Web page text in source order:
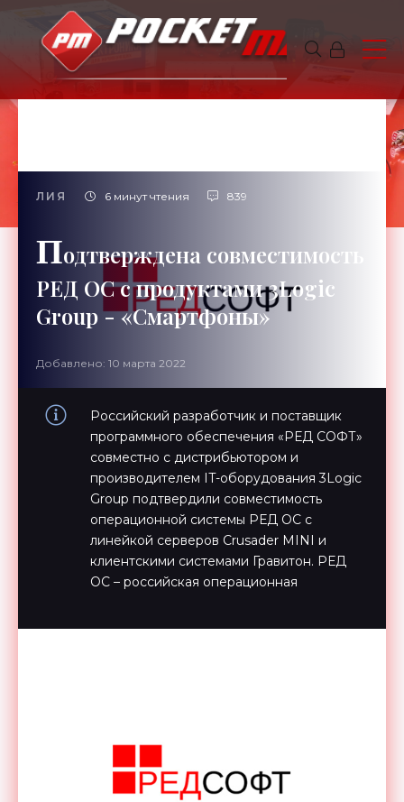
ЛИЯ 6 минут чтения 839
Подтверждена совместимость
РЕД ОС с продуктами 3Logic
Group - «Смартфоны»
Добавлено: 10 марта 2022
Российский разработчик и поставщик
программного обеспечения «РЕД СОФТ»
совместно с дистрибьютором и
производителем IT-оборудования 3Logic
Group подтвердили совместимость
операционной системы РЕД ОС с
линейкой серверов Crusader MINI и
клиентскими системами Гравитон. РЕД
ОС – российская операционная